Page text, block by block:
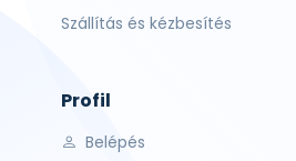
Szállítás és kézbesítés
Profil
Belépés